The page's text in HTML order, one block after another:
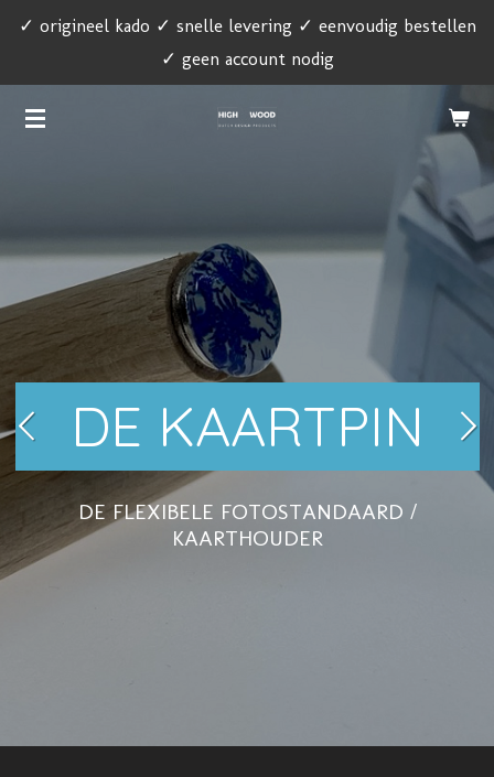
Ga
naar
de
✓ origineel kado ✓ snelle levering ✓ eenvoudig bestellen
✓ geen account nodig
DE KAARTPIN
DE FLEXIBELE FOTOSTANDAARD /
KAARTHOUDER